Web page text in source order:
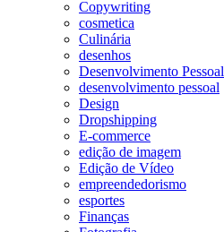
Copywriting
cosmetica
Culinária
desenhos
Desenvolvimento Pessoal
desenvolvimento pessoal
Design
Dropshipping
E-commerce
edição de imagem
Edição de Vídeo
empreendedorismo
esportes
Finanças